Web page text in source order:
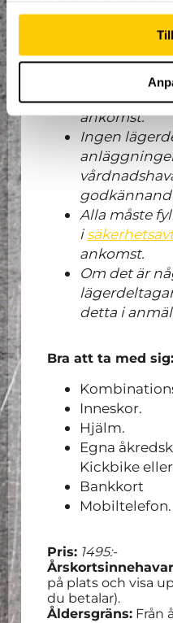
Allmän
Max antal
Betalning
ankomst.
Ingen
Alla måste
i
ankomst.
Om det är
detta i
Bra att ta med sig:
Inneskor.
Hjälm.
Egna
Kickbike
Bankkort
Mobiltelefon.
Pris: 1495:-
på plats och visa
du betalar).
Åldersgräns: Från